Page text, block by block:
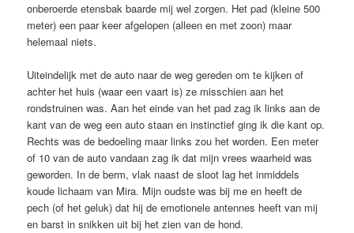
onberoerde etensbak baarde mij wel zorgen. Het pad (kleine 500
meter) een paar keer afgelopen (alleen en met zoon) maar
helemaal niets.
Uiteindelijk met de auto naar de weg gereden om te kijken of
achter het huis (waar een vaart is) ze misschien aan het
rondstruinen was. Aan het einde van het pad zag ik links aan de
kant van de weg een auto staan en instinctief ging ik die kant op.
Rechts was de bedoeling maar links zou het worden. Een meter
of 10 van de auto vandaan zag ik dat mijn vrees waarheid was
geworden. In de berm, vlak naast de sloot lag het inmiddels
koude lichaam van Mira. Mijn oudste was bij me en heeft de
pech (of het geluk) dat hij de emotionele antennes heeft van mij
en barst in snikken uit bij het zien van de hond.